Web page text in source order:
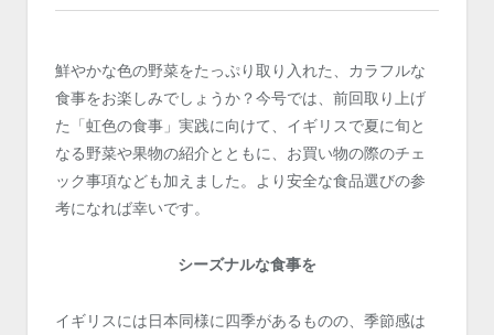
鮮やかな色の野菜をたっぷり取り入れた、カラフルな
食事をお楽しみでしょうか？今号では、前回取り上げ
た「虹色の食事」実践に向けて、イギリスで夏に旬と
なる野菜や果物の紹介とともに、お買い物の際のチェ
ック事項なども加えました。より安全な食品選びの参
考になれば幸いです。
シーズナルな食事を
イギリスには日本同様に四季があるものの、季節感は